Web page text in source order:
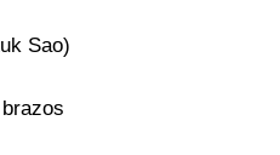
Sao)